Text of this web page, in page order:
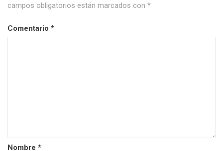
campos obligatorios están marcados con *
Comentario *
Nombre *